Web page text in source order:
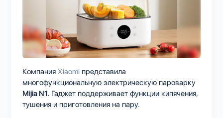
Компания Xiaomi представила
многофункциональную электрическую пароварку
Mijia N1. Гаджет поддерживает функции кипячения,
тушения и приготовления на пару.